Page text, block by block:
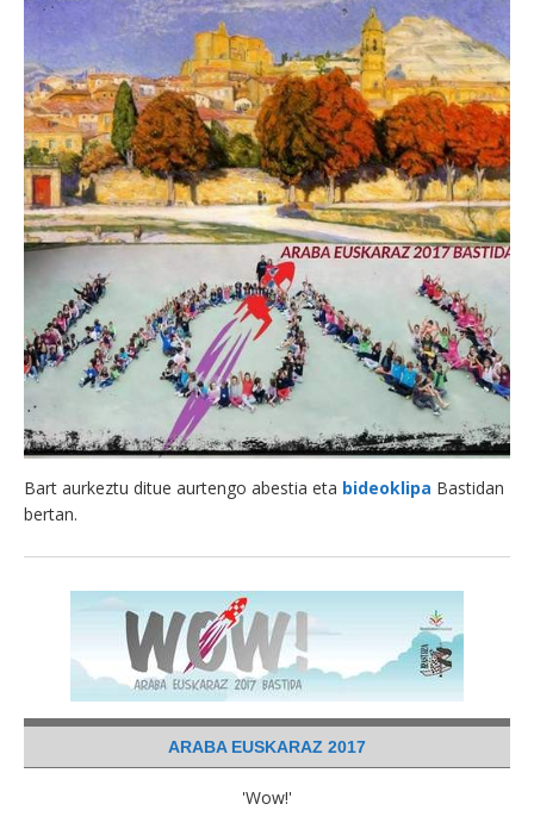
Bart aurkeztu ditue aurtengo abestia eta bideoklipa Bastidan
bertan.
ARABA EUSKARAZ 2017
'Wow!'